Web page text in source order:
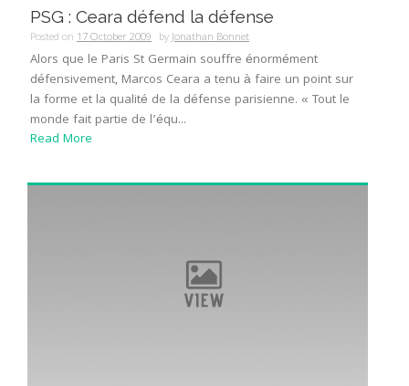
PSG : Ceara défend la défense
Posted on 17 October 2009 byJonathan Bonnet
Alors que le Paris St Germain souffre énormément
défensivement, Marcos Ceara a tenu à faire un point sur
la forme et la qualité de la défense parisienne. « Tout le
monde fait partie de l’équ...
Read More